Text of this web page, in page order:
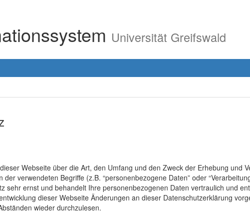
Universität Greifswald
Webseite über die Art, den Umfang und den Zweck der Erhebung und
verwendeten Begriffe (z.B. “personenbezogene Daten” oder
sehr ernst und behandelt Ihre personenbezogenen Daten vertraulich und
dieser Webseite Änderungen an dieser Datenschutzerklärung
wieder durchzulesen.